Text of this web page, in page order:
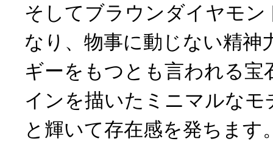
そしてブラウンダイヤモン
なり、物事に動じない精神
ギーをもつとも言われる宝
インを描いたミニマルな
と輝いて存在感を発ちます